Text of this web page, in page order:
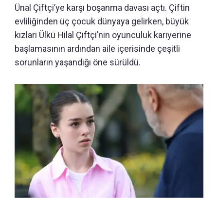
Ünal Çiftçi’ye karşı boşanma davası açtı. Çiftin
evliliğinden üç çocuk dünyaya gelirken, büyük
kızları Ülkü Hilal Çiftçi’nin oyunculuk kariyerine
başlamasının ardından aile içerisinde çeşitli
sorunların yaşandığı öne sürüldü.